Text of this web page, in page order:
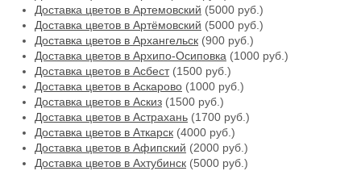
Доставка цветов в Артемовский (5000 руб.)
Доставка цветов в Артёмовский (5000 руб.)
Доставка цветов в Архангельск (900 руб.)
Доставка цветов в Архипо-Осиповка (1000 руб.)
Доставка цветов в Асбест(1500 руб.)
Доставка цветов в Аскарово (1000 руб.)
Доставка цветов в Аскиз (1500 руб.)
Доставка цветов в Астрахань (1700 руб.)
Доставка цветов в Аткарск (4000 руб.)
Доставка цветов в Афипский (2000 руб.)
Доставка цветов в Ахтубинск (5000 руб.)